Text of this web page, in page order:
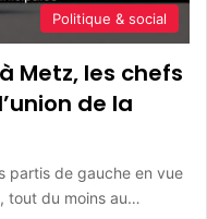
Politique & social
Metz, les chefs
de la
partis de gauche en vue
tout du moins au…